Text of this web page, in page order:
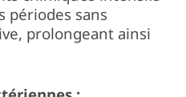
périodes sans
prolongeant ainsi